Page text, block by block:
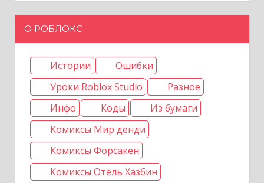
О РОБЛОКС
Истории
Ошибки
Уроки Roblox Studio
Разное
Инфо
Коды
Из бумаги
Комиксы Мир денди
Комиксы Форсакен
Комиксы Отель Хазбин